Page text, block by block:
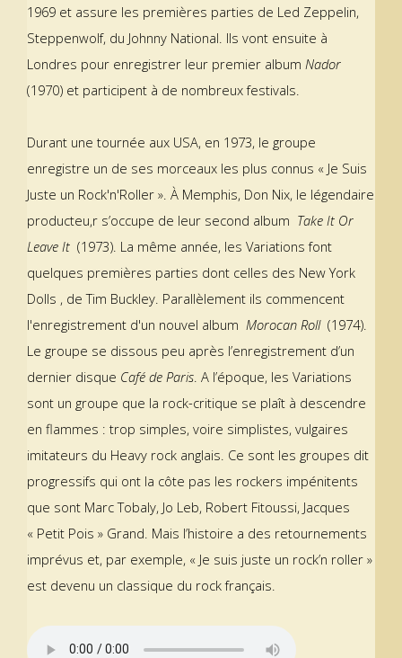
1969 et assure les premières parties de Led Zeppelin,
Steppenwolf, du Johnny National. Ils vont ensuite à
Londres pour enregistrer leur premier album Nador
(1970) et participent à de nombreux festivals.
Durant une tournée aux USA, en 1973, le groupe
enregistre un de ses morceaux les plus connus « Je Suis
Juste un Rock'n'Roller ». À Memphis, Don Nix, le légendaire
producteu,r s’occupe de leur second album Take It Or
Leave It (1973). La même année, les Variations font
quelques premières parties dont celles des New York
Dolls , de Tim Buckley. Parallèlement ils commencent
l'enregistrement d'un nouvel album Morocan Roll (1974).
Le groupe se dissous peu après l’enregistrement d’un
dernier disque Café de Paris. A l’époque, les Variations
sont un groupe que la rock-critique se plaît à descendre
en flammes : trop simples, voire simplistes, vulgaires
imitateurs du Heavy rock anglais. Ce sont les groupes dit
progressifs qui ont la côte pas les rockers impénitents
que sont Marc Tobaly, Jo Leb, Robert Fitoussi, Jacques
« Petit Pois » Grand. Mais l’histoire a des retournements
imprévus et, par exemple, « Je suis juste un rock’n roller »
est devenu un classique du rock français.